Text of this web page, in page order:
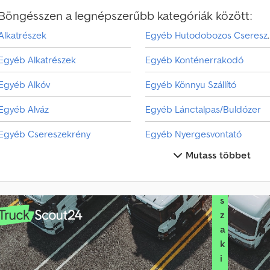
a legnépszerűbb kategóriák között:
Alkatrészek
Alkóv
Alváz
Csereszekrény
Egyb Klnleges Ptmny
Egyéb
Fa Szállító
Egyéb
Egyéb Konténerrakodó
Egyéb Könnyu Szállító
Egyéb Lánctalpas/Buldózer
Egyéb Nyergesvontató
Egyéb Szabván Felépítmény
Egyéb Szita/Aprítómu
Egyéb Tartélyos Felépítmény
Mutass többet
g
e
e
s
é
s
l
s
s
z
a
k
i